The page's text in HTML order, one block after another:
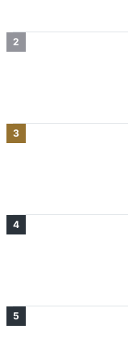
2
3
4
5